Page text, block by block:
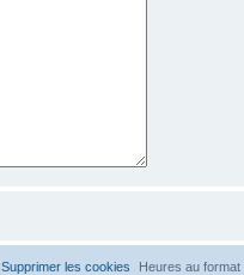
Heures au format
Supprimer les cookies